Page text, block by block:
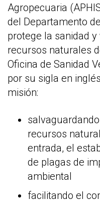
Agropecuaria
del Departamento
protege la sanidad
recursos naturales
Oficina de Sanidad
por su sigla en
misión:
recursos
entrada, el
de plagas de
ambiental
facilitando el